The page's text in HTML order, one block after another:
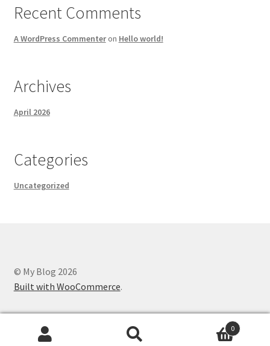
Recent Comments
A WordPress Commenteron Hello world!
Archives
April 2026
Categories
Uncategorized
© My Blog 2026
Built with WooCommerce.
0